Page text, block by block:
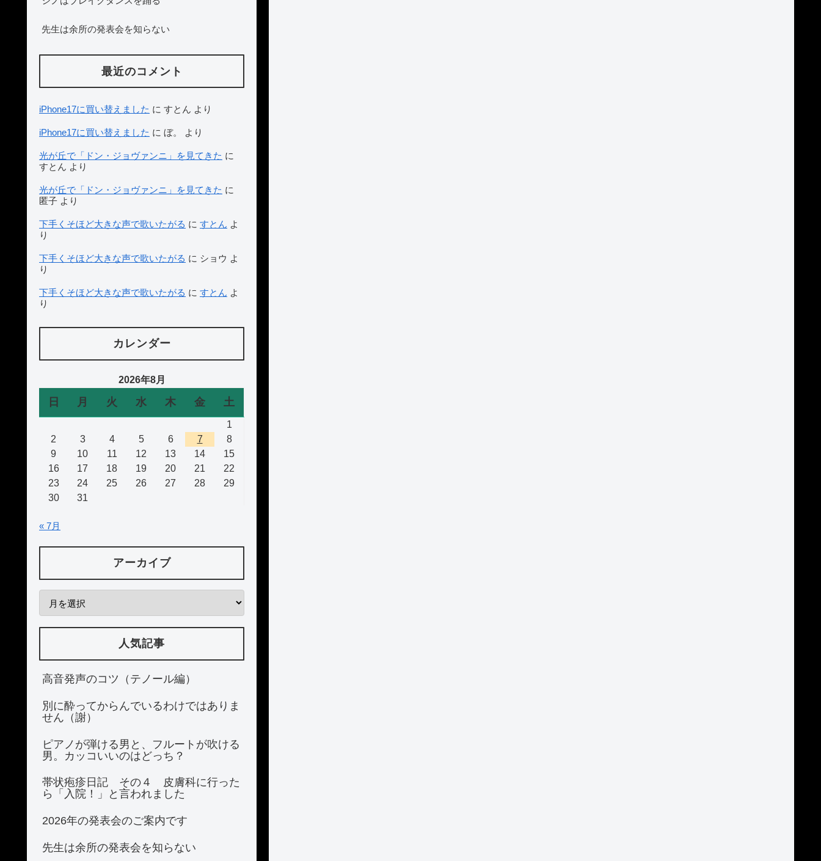
先生は余所の発表会を知らない
最近のコメント
iPhone17に買い替えました に すとん より
iPhone17に買い替えました に ぼ。 より
光が丘で「ドン・ジョヴァンニ」を見てきた に
すとん より
光が丘で「ドン・ジョヴァンニ」を見てきた に
匿子 より
下手くそほど大きな声で歌いたがる に すとん よ
り
下手くそほど大きな声で歌いたがる に ショウ よ
り
下手くそほど大きな声で歌いたがる に すとん よ
り
カレンダー
2026年8月
日 月 火 水 木 金 土
1
2
3 4 5 6 7
8
9
10 11 12 13 14
15
16
17 18 19 20 21
22
23
24 25 26 27 28
29
30
31
« 7月
アーカイブ
人気記事
高音発声のコツ（テノール編）
別に酔ってからんでいるわけではありま
せん（謝）
ピアノが弾ける男と、フルートが吹ける
男。カッコいいのはどっち？
帯状疱疹日記 その４ 皮膚科に行った
ら「入院！」と言われました
2026年の発表会のご案内です
先生は余所の発表会を知らない